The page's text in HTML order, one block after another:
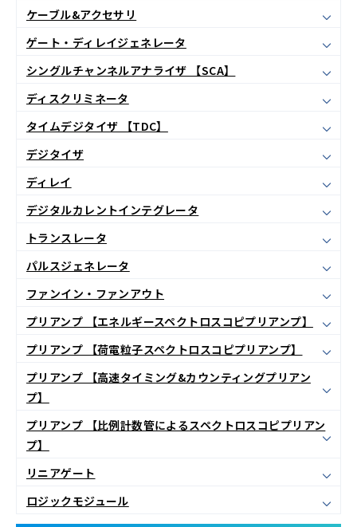
ケーブル&アクセサリ
ゲート・ディレイジェネレータ
シングルチャンネルアナライザ 【SCA】
ディスクリミネータ
タイムデジタイザ 【TDC】
デジタイザ
ディレイ
デジタルカレントインテグレータ
トランスレータ
パルスジェネレータ
ファンイン・ファンアウト
プリアンプ 【エネルギースペクトロスコピプリアンプ】
プリアンプ 【荷電粒子スペクトロスコピプリアンプ】
プリアンプ 【高速タイミング&カウンティングプリアン
プ】
プリアンプ 【比例計数管によるスペクトロスコピプリアン
プ】
リニアゲート
ロジックモジュール